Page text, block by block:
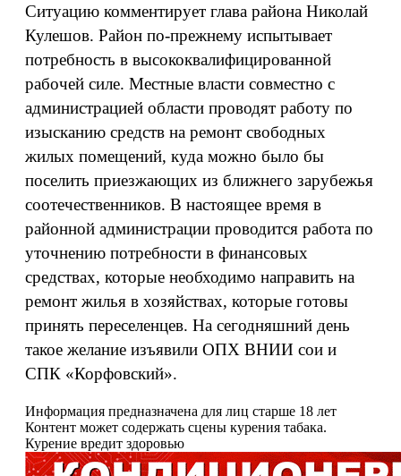
Ситуацию комментирует глава района Николай
Кулешов. Район по-прежнему испытывает
потребность в высококвалифицированной
рабочей силе. Местные власти совместно с
администрацией области проводят работу по
изысканию средств на ремонт свободных
жилых помещений, куда можно было бы
поселить приезжающих из ближнего зарубежья
соотечественников. В настоящее время в
районной администрации проводится работа по
уточнению потребности в финансовых
средствах, которые необходимо направить на
ремонт жилья в хозяйствах, которые готовы
принять переселенцев. На сегодняшний день
такое желание изъявили ОПХ ВНИИ сои и
СПК «Корфовский».
Информация предназначена для лиц старше 18 лет
Контент может содержать сцены курения табака.
Курение вредит здоровью